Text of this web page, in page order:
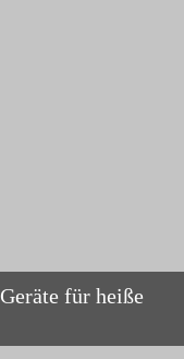
für heiße